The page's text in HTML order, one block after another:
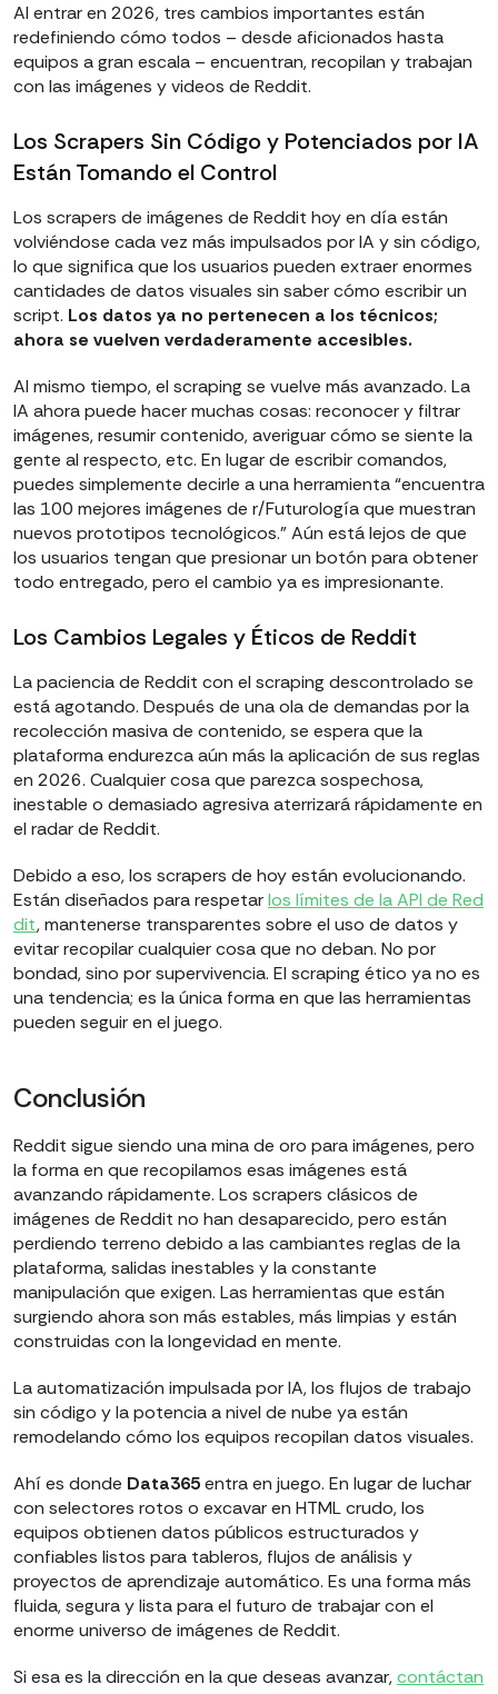
Al entrar en 2026, tres cambios importantes están
redefiniendo cómo todos – desde aficionados hasta
equipos a gran escala – encuentran, recopilan y trabajan
con las imágenes y videos de Reddit.
Los Scrapers Sin Código y Potenciados por IA
Están Tomando el Control
Los scrapers de imágenes de Reddit hoy en día están
volviéndose cada vez más impulsados por IA y sin código,
lo que significa que los usuarios pueden extraer enormes
cantidades de datos visuales sin saber cómo escribir un
script. Los datos ya no pertenecen a los técnicos;
ahora se vuelven verdaderamente accesibles.
Al mismo tiempo, el scraping se vuelve más avanzado. La
IA ahora puede hacer muchas cosas: reconocer y filtrar
imágenes, resumir contenido, averiguar cómo se siente la
gente al respecto, etc. En lugar de escribir comandos,
puedes simplemente decirle a una herramienta “encuentra
las 100 mejores imágenes de r/Futurología que muestran
nuevos prototipos tecnológicos.” Aún está lejos de que
los usuarios tengan que presionar un botón para obtener
todo entregado, pero el cambio ya es impresionante.
Los Cambios Legales y Éticos de Reddit
La paciencia de Reddit con el scraping descontrolado se
está agotando. Después de una ola de demandas por la
recolección masiva de contenido, se espera que la
plataforma endurezca aún más la aplicación de sus reglas
en 2026. Cualquier cosa que parezca sospechosa,
inestable o demasiado agresiva aterrizará rápidamente en
el radar de Reddit.
Debido a eso, los scrapers de hoy están evolucionando.
Están diseñados para respetarlos límites de la API de Red
dit, mantenerse transparentes sobre el uso de datos y
evitar recopilar cualquier cosa que no deban. No por
bondad, sino por supervivencia. El scraping ético ya no es
una tendencia; es la única forma en que las herramientas
pueden seguir en el juego.
Conclusión
Reddit sigue siendo una mina de oro para imágenes, pero
la forma en que recopilamos esas imágenes está
avanzando rápidamente. Los scrapers clásicos de
imágenes de Reddit no han desaparecido, pero están
perdiendo terreno debido a las cambiantes reglas de la
plataforma, salidas inestables y la constante
manipulación que exigen. Las herramientas que están
surgiendo ahora son más estables, más limpias y están
construidas con la longevidad en mente.
La automatización impulsada por IA, los flujos de trabajo
sin código y la potencia a nivel de nube ya están
remodelando cómo los equipos recopilan datos visuales.
Ahí es donde Data365entra en juego. En lugar de luchar
con selectores rotos o excavar en HTML crudo, los
equipos obtienen datos públicos estructurados y
confiables listos para tableros, flujos de análisis y
proyectos de aprendizaje automático. Es una forma más
fluida, segura y lista para el futuro de trabajar con el
enorme universo de imágenes de Reddit.
Si esa es la dirección en la que deseas avanzar,contáctan